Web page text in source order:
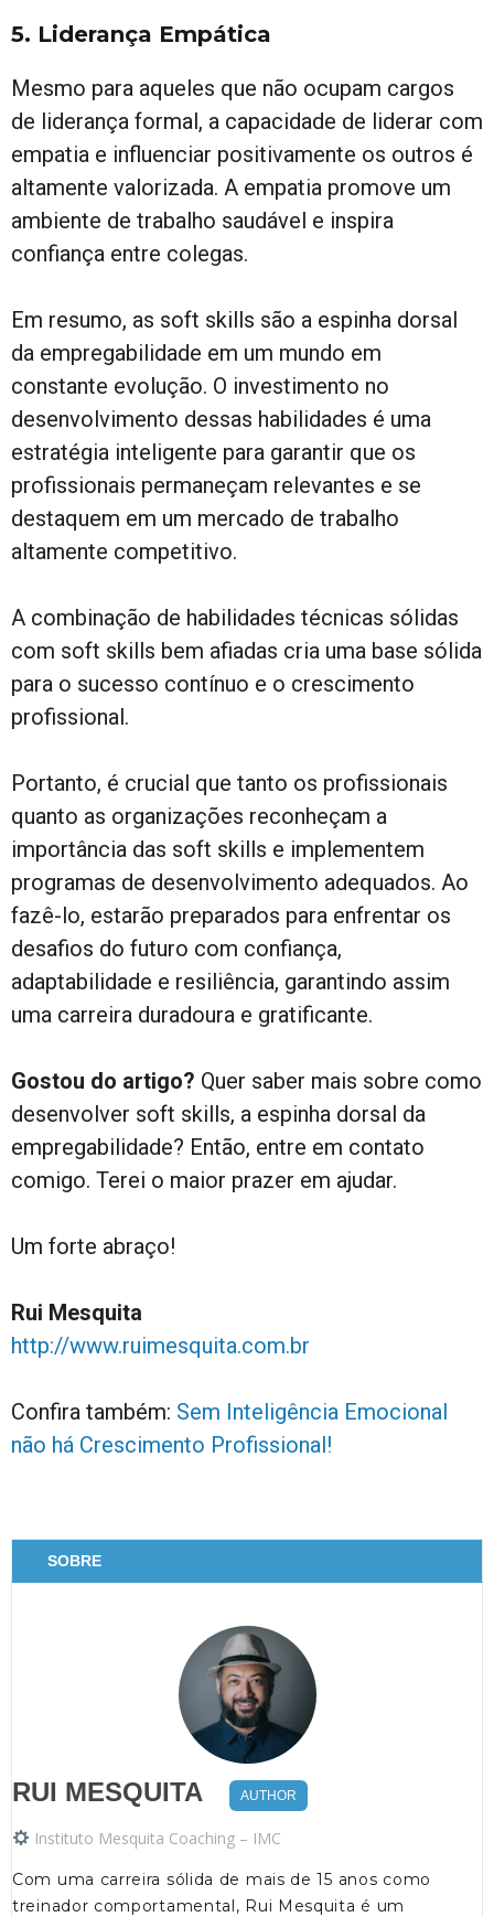
5. Liderança Empática
Mesmo para aqueles que não ocupam cargos
de liderança formal, a capacidade de liderar com
empatia e influenciar positivamente os outros é
altamente valorizada. A empatia promove um
ambiente de trabalho saudável e inspira
confiança entre colegas.
Em resumo, as soft skills são a espinha dorsal
da empregabilidade em um mundo em
constante evolução. O investimento no
desenvolvimento dessas habilidades é uma
estratégia inteligente para garantir que os
profissionais permaneçam relevantes e se
destaquem em um mercado de trabalho
altamente competitivo.
A combinação de habilidades técnicas sólidas
com soft skills bem afiadas cria uma base sólida
para o sucesso contínuo e o crescimento
profissional.
Portanto, é crucial que tanto os profissionais
quanto as organizações reconheçam a
importância das soft skills e implementem
programas de desenvolvimento adequados. Ao
fazê-lo, estarão preparados para enfrentar os
desafios do futuro com confiança,
adaptabilidade e resiliência, garantindo assim
uma carreira duradoura e gratificante.
Gostou do artigo? Quer saber mais sobre como
desenvolver soft skills, a espinha dorsal da
empregabilidade? Então, entre em contato
comigo. Terei o maior prazer em ajudar.
Um forte abraço!
Rui Mesquita
http://www.ruimesquita.com.br
Confira também: Sem Inteligência Emocional
não há Crescimento Profissional!
SOBRE
RUI MESQUITA AUTHOR
Instituto Mesquita Coaching – IMC
Com uma carreira sólida de mais de 15 anos como
treinador comportamental, Rui Mesquita é um